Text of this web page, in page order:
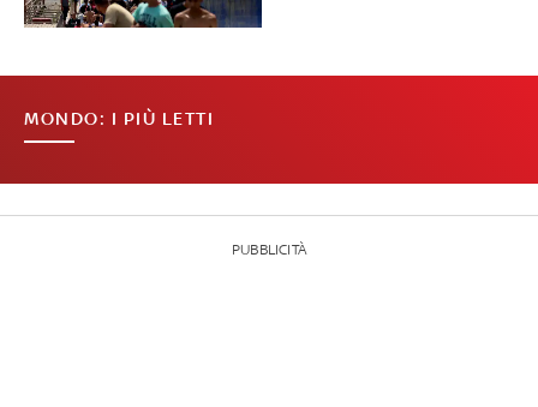
MONDO: I PIÙ LETTI
PUBBLICITÀ